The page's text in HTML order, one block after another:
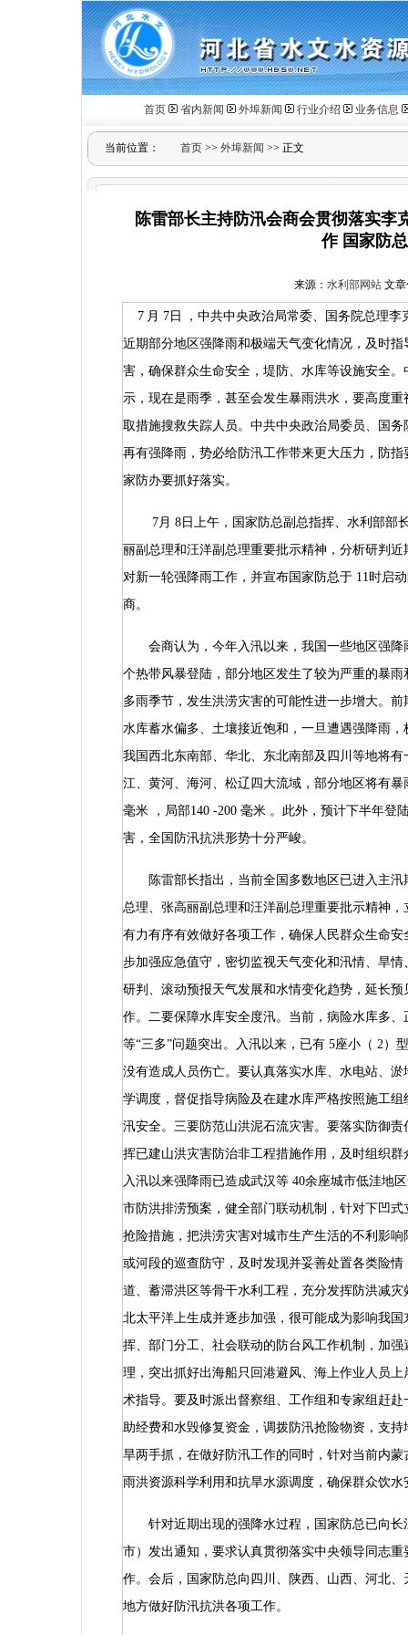
首页 省内新闻 外埠新闻 行业介绍 业务信息
当前位置： 首页 >> 外埠新闻 >> 正文
陈雷部长主持防汛会商会贯彻落实李
作 国家防
来源： 水利部网站文章
7 月 7 日
，中共中央政治局常委、国务院总理
近期部分地区强降雨和极端天气变化情况，及时
害，确保群众生命安全，堤防、水库等设施安全
示，现在是雨季，甚至会发生暴雨洪水，要高度
取措施搜救失踪人员。中共中央政治局委员、国
再有强降雨，势必给防汛工作带来更大压力，防
家防办要抓好落实。
7月 8 日上午，国家防总副总指挥、水利部部
丽副总理和汪洋副总理重要批示精神，分析研判
对新一轮强降雨工作，并宣布国家防总于 11时启
商。
会商认为，今年入汛以来，我国一些地区强降
个热带风暴登陆，部分地区发生了较为严重的暴
多雨季节，发生洪涝灾害的可能性进一步增大。
水库蓄水偏多、土壤接近饱和，一旦遭遇强降雨
我国西北东南部、华北、东北南部及四川等地将
江、黄河、海河、松辽四大流域，部分地区将有
毫米
，局部140 -200 毫米 。此外，预计下半年登
害，全国防汛抗洪形势十分严峻。
陈雷部长指出，当前全国多数地区已进入主汛
总理、张高丽副总理和汪洋副总理重要批示精神
有力有序有效做好各项工作，确保人民群众生命
步加强应急值守，密切监视天气变化和汛情、旱
研判、滚动预报天气发展和水情变化趋势，延长
作。二要保障水库安全度汛。当前，病险水库多
等“三多”问题突出。入汛以来，已有 5座小（ 2）
没有造成人员伤亡。要认真落实水库、水电站、
学调度，督促指导病险及在建水库严格按照施工
汛安全。三要防范山洪泥石流灾害。要落实防御
挥已建山洪灾害防治非工程措施作用，及时组织
入汛以来强降雨已造成武汉等 40余座城市低洼地
市防洪排涝预案，健全部门联动机制，针对下凹
抢险措施，把洪涝灾害对城市生产生活的不利影
或河段的巡查防守，及时发现并妥善处置各类险
道、蓄滞洪区等骨干水利工程，充分发挥防洪减
北太平洋上生成并逐步加强，很可能成为影响我
挥、部门分工、社会联动的防台风工作机制，加
理，突出抓好出海船只回港避风、海上作业人员
术指导。要及时派出督察组、工作组和专家组赶
助经费和水毁修复资金，调拨防汛抢险物资，支
旱两手抓，在做好防汛工作的同时，针对当前内
雨洪资源科学利用和抗旱水源调度，确保群众饮
针对近期出现的强降水过程，国家防总已向长
市）发出通知，要求认真贯彻落实中央领导同志
作。会后，国家防总向四川、陕西、山西、河北
地方做好防汛抗洪各项工作。